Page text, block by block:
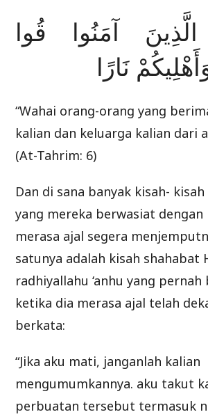
آمَنُوا قُوا
نَارًا
“Wahai orang-orang yang
kalian dan keluarga kalian dari
(At-Tahrim: 6)
Dan di sana banyak kisah-
yang mereka berwasiat
merasa ajal segera
satunya adalah kisah shahabat
radhiyallahu ‘anhu yang
ketika dia merasa ajal telah
berkata:
“Jika aku mati, janganlah kalian
mengumumkannya. aku takut
perbuatan tersebut termasuk